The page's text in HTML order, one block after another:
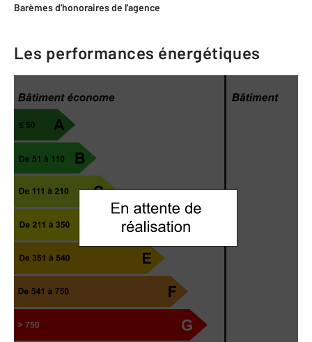
Barèmes d'honoraires de l'agence
Les performances énergétiques